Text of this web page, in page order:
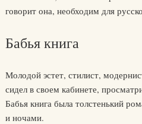
говорит она, необходим для
Бабья книга
Молодой эстет, стилист,
сидел в своем кабинете,
Бабья книга была толстенький
и ночами.